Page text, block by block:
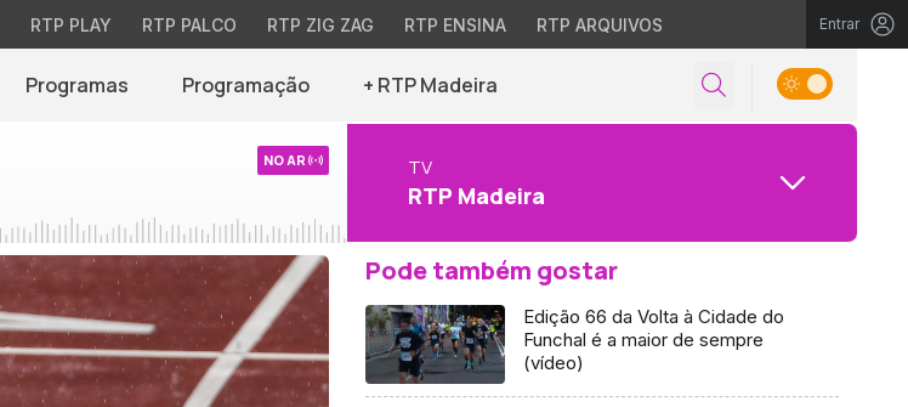
RTP PLAY RTP PALCO RTP ZIG ZAG RTP ENSINA RTP ARQUIVOS Entrar
Programas Programação + RTP Madeira
NO AR TV
RTP Madeira
Pode também gostar
Edição 66 da Volta à Cidade do
Funchal é a maior de sempre
(vídeo)